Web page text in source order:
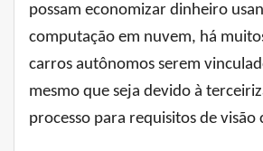
possam economizar dinheiro
computação em nuvem, há
carros autônomos serem
mesmo que seja devido à
processo para requisitos de